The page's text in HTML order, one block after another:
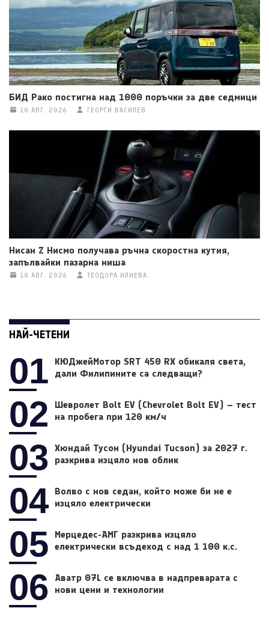
БИД Рако постигна над 1000 поръчки за две седмици
10 АВГ. 2026 ГЕОРГИ ВАСИЛЕВ
Нисан Z Нисмо получава ръчна скоростна кутия,
запълвайки пазарна ниша
10 АВГ. 2026 ТЕОДОРА ИЛИЕВА
НАЙ-ЧЕТЕНИ
01
КЮДжейМотор SRT 450 RX обикаля света,
дали Филипините са следващи?
02
Шевролет Bolt EV (Chevrolet Bolt EV) – тест
на пробега при 120 км/ч
03
Хюндай Тусон (Hyundai Tucson) за 2027 г.
разкрива изцяло нов облик
04 Волво с нов седан, който може би не е
изцяло електрически
05
Мерцедес-АМГ разкрива изцяло
електрически всъдеход с над 1 100 к.с.
06
Аватр 07L се включва в надпреварата с
нови цени и технологии